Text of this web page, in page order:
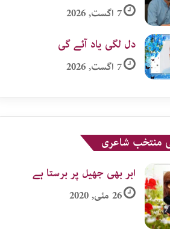
7 اگست, 2026
دل لگی یاد آئے گی
7 اگست, 2026
منتخب شاعری
ابر بھی جھیل پر برستا ہے
26 مئی, 2020